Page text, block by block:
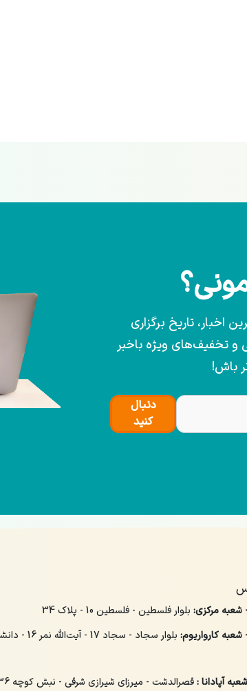
تاریخ برگزاری
و تخفیف‌های ویژه باخبر
باش!
دنبال
کنید
مرکزی: بلوار فلسطین - فلسطین 10 - پلاک 34
کارواریوم:
بلوار سجاد -
آپادانا :قصرالدشت - میرزای شیرازی شرقی - نبش کوچه 36 - پلاک 158